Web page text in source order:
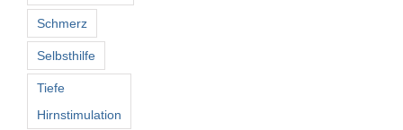
Schmerz
Selbsthilfe
Tiefe
Hirnstimulation